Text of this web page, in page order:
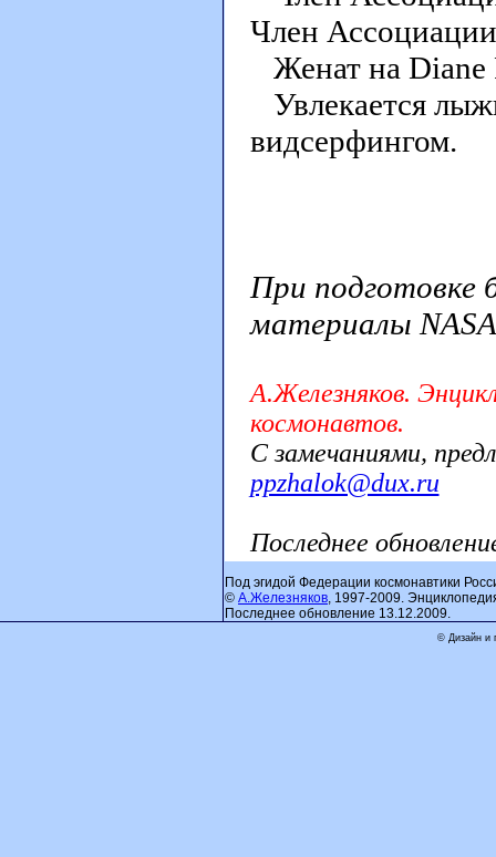
Член
Женат на Diane
Увлекается
видсерфингом.
При подготовке
материалы
А.Железняков.
космонавтов.
С замечаниями,
ppzhalok@dux.ru
Последнее
Под эгидой Федерации космонавтики
© А.Железняков, 1997-2009.
Последнее обновление 13.12.2009.
© Дизайн и